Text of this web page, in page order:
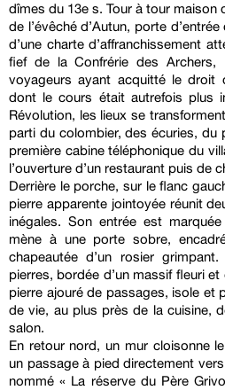
dîmes du 13e s. Tour à tour maison
de l’évêché d’Autun, porte
d’une charte d’affranchissement
fief de la Confrérie des Archers,
voyageurs ayant acquitté le droit
dont le cours était autrefois plus
Révolution, les lieux se
parti du colombier, des écuries, du
première cabine téléphonique du
l’ouverture d’un restaurant puis de
Derrière le porche, sur le flanc
pierre apparente jointoyée réunit
inégales. Son entrée est
mène à une porte sobre,
chapeautée d’un rosier
pierres, bordée d’un massif fleuri
pierre ajouré de passages, isole et
de vie, au plus près de la cuisine,
salon.
En retour nord, un mur cloisonne
un passage à pied directement
nommé « La réserve du Père